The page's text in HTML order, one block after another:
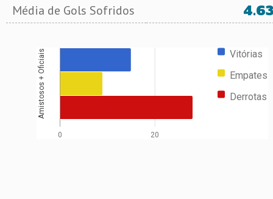
Média de Gols Sofridos
Vitórias
Empates
Derrotas
0 20
Amistosos + Oficiais